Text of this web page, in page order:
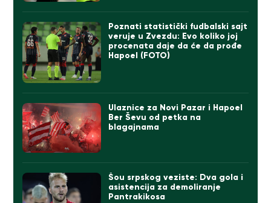
Poznati statistički fudbalski sajt
veruje u Zvezdu: Evo koliko joj
procenata daje da će da prođe
Hapoel (FOTO)
Ulaznice za Novi Pazar i Hapoel
Ber Ševu od petka na
blagajnama
Šou srpskog veziste: Dva gola i
asistencija za demoliranje
Pantrakikosa